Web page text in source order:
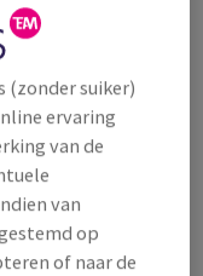
(zonder suiker)
ervaring
van de
van
op
of naar de